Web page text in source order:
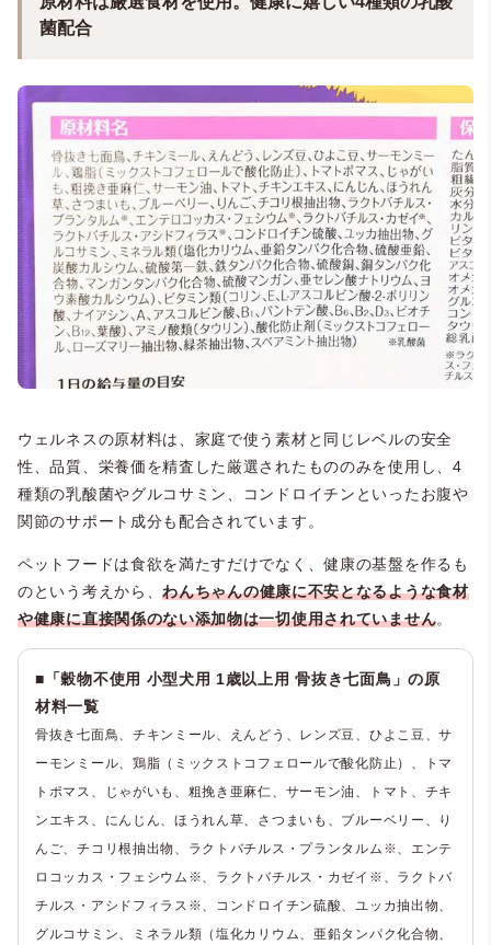
菌配合
ウェルネスの原材料は、家庭で使う素材と同じレベルの安全
性、品質、栄養価を精査した厳選されたもののみを使用し、4
種類の乳酸菌やグルコサミン、コンドロイチンといったお腹や
関節のサポート成分も配合されています。
ペットフードは食欲を満たすだけでなく、健康の基盤を作るも
のという考えから、わんちゃんの健康に不安となるような食材
や健康に直接関係のない添加物は一切使用されていません。
■「穀物不使用 小型犬用 1歳以上用 骨抜き七面鳥」の原
材料一覧
骨抜き七面鳥、チキンミール、えんどう、レンズ豆、ひよこ豆、サ
ーモンミール、鶏脂（ミックストコフェロールで酸化防止）、トマ
トポマス、じゃがいも、粗挽き亜麻仁、サーモン油、トマト、チキ
ンエキス、にんじん、ほうれん草、さつまいも、ブルーベリー、り
んご、チコリ根抽出物、ラクトバチルス・プランタルム※、エンテ
ロコッカス・フェシウム※、ラクトバチルス・カゼイ※、ラクトバ
チルス・アシドフィラス※、コンドロイチン硫酸、ユッカ抽出物、
グルコサミン、ミネラル類（塩化カリウム、亜鉛タンパク化合物、